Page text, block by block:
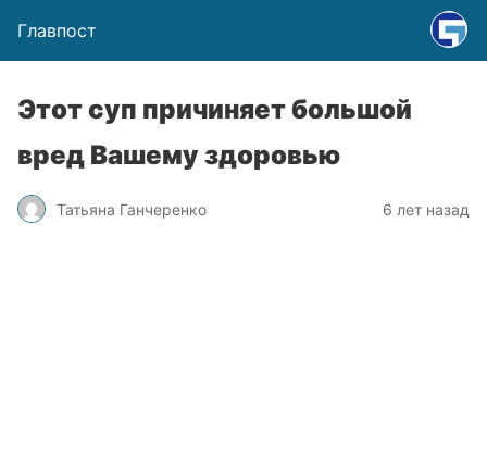
Главпост
Этот суп причиняет большой
вред Вашему здоровью
Татьяна Ганчеренко 6 лет назад